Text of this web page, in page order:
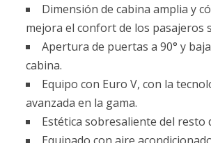
Dimensión de cabina amplia y
mejora el confort de los pasajeros
Apertura de puertas a 90° y
cabina.
Equipo con Euro V, con la
avanzada en la gama.
Estética sobresaliente del resto